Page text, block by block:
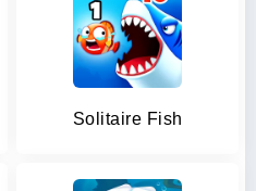
Solitaire Fish